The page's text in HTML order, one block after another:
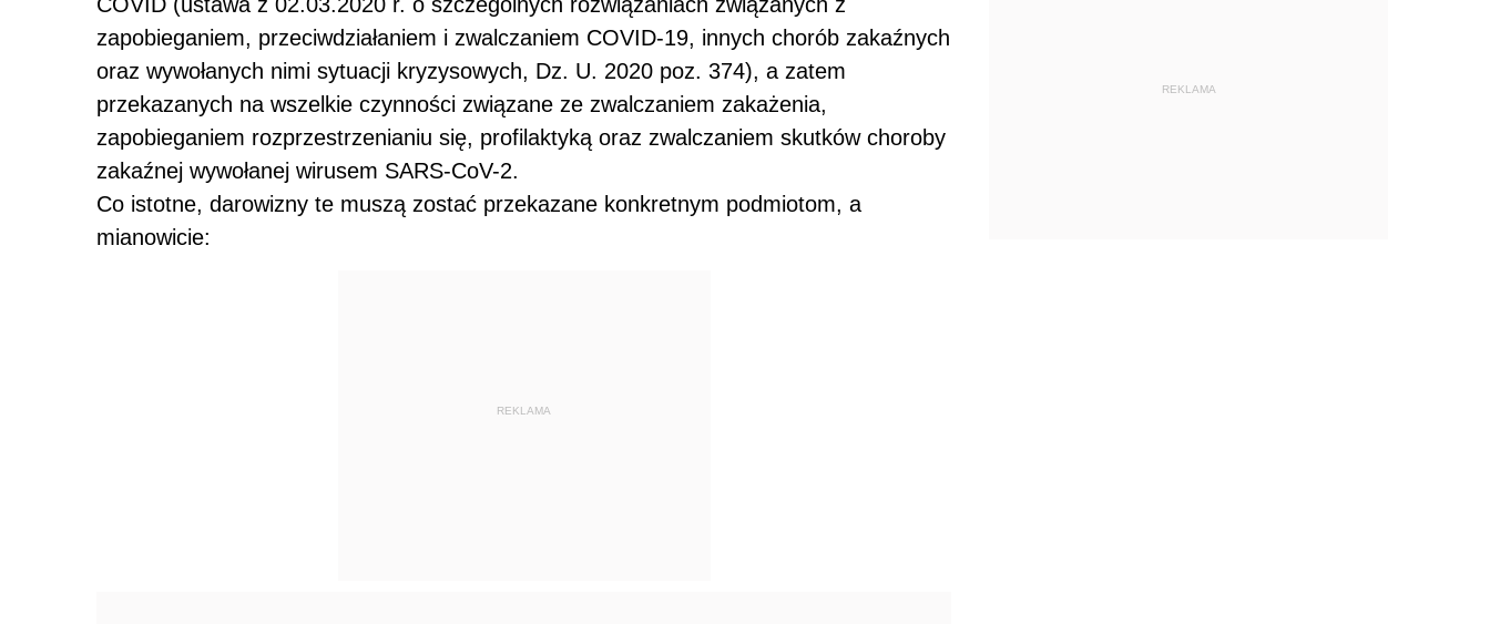
zapobieganiem, przeciwdziałaniem i zwalczaniem COVID-19, innych chorób zakaźnych
oraz wywołanych nimi sytuacji kryzysowych, Dz. U. 2020 poz. 374), a zatem
przekazanych na wszelkie czynności związane ze zwalczaniem zakażenia,
zapobieganiem rozprzestrzenianiu się, profilaktyką oraz zwalczaniem skutków choroby
zakaźnej wywołanej wirusem SARS-CoV-2.
Co istotne, darowizny te muszą zostać przekazane konkretnym podmiotom, a
mianowicie:
REKLAMA
REKLAMA